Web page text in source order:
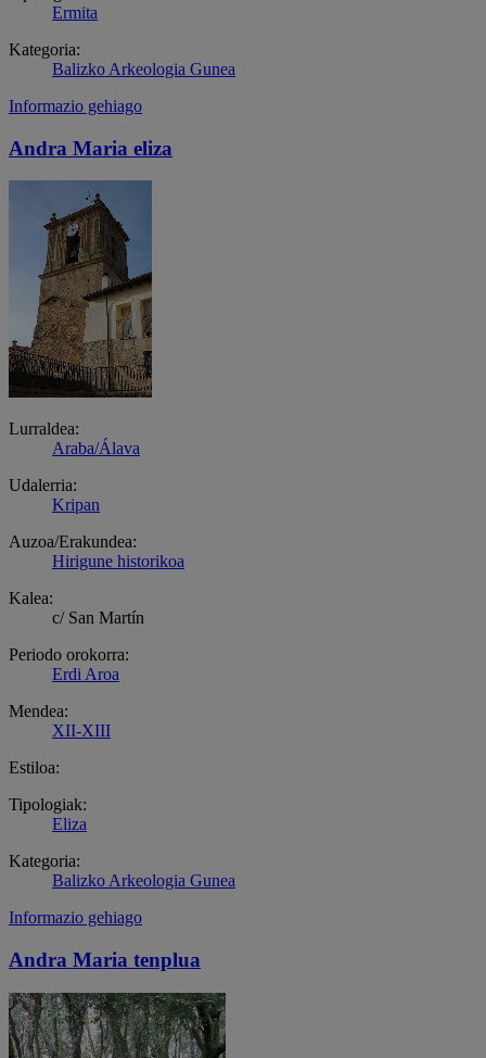
Ermita
Kategoria:
Balizko Arkeologia Gunea
Informazio gehiago
Andra Maria eliza
Lurraldea:
Araba/Álava
Udalerria:
Kripan
Auzoa/Erakundea:
Hirigune historikoa
Kalea:
c/ San Martín
Periodo orokorra:
Erdi Aroa
Mendea:
XII-XIII
Estiloa:
Tipologiak:
Eliza
Kategoria:
Balizko Arkeologia Gunea
Informazio gehiago
Andra Maria tenplua